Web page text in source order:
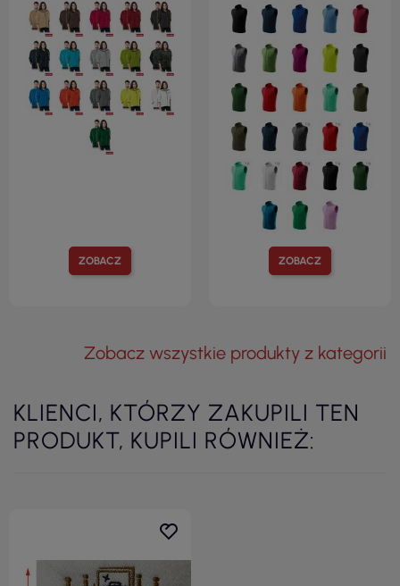
ZOBACZ ZOBACZ
Zobacz wszystkie produkty z kategorii
KLIENCI, KTÓRZY ZAKUPILI TEN
PRODUKT, KUPILI RÓWNIEŻ: